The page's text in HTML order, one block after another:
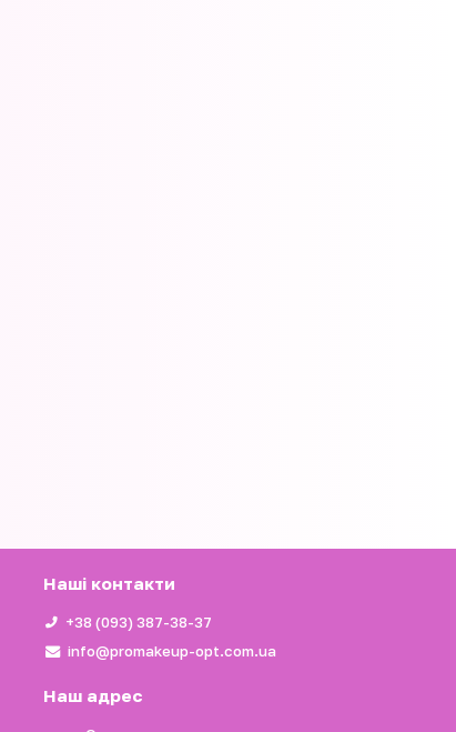
Наші контакти
+38 (093) 387-38-37
info@promakeup-opt.com.ua
Наш адрес